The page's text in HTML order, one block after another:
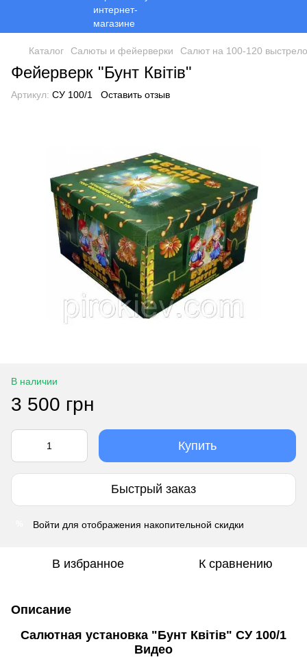
Каталог Салюты и фейерверки Салют на 100-120
Фейерверк "Бунт Квітів"
Артикул: СУ 100/1 Оставить отзыв
В наличии
3 500 грн
Купить
Быстрый заказ
Войти для отображения накопительной скидки
В избранное К сравнению
Описание
Салютная установка "Бунт Квітів" СУ 100/1
Видео